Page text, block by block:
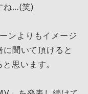
ね…(笑)
ンよりもイメージ
聞いて頂けると
思います。